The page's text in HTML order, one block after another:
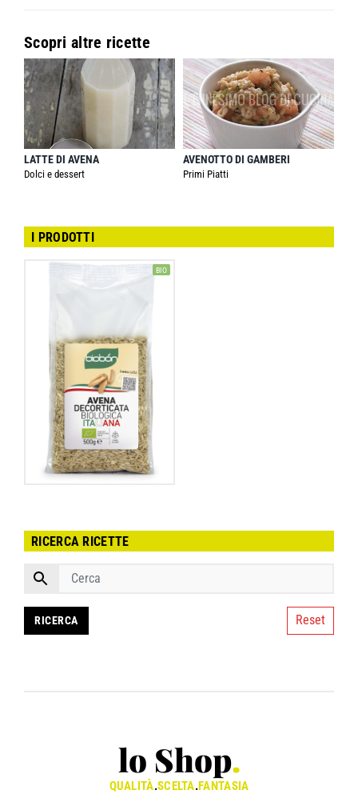
Scopri altre ricette
LATTE DI AVENA
Dolci e dessert
AVENOTTO DI GAMBERI
Primi Piatti
I PRODOTTI
BIO
RICERCA RICETTE
Reset
lo Shop.
QUALITÀ.SCELTA.FANTASIA